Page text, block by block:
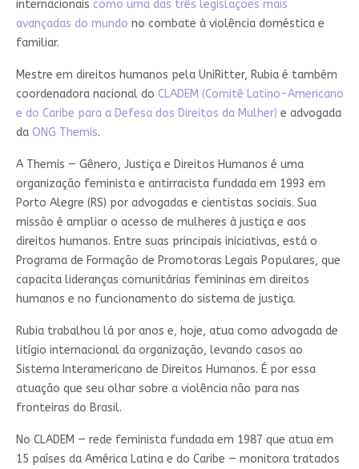
internacionais como uma das três legislações mais
avançadas do mundo no combate à violência doméstica e
familiar.
Mestre em direitos humanos pela UniRitter, Rubia é também
coordenadora nacional do CLADEM (Comitê Latino-Americano
e do Caribe para a Defesa dos Direitos da Mulher) e advogada
da ONG Themis.
A Themis — Gênero, Justiça e Direitos Humanos é uma
organização feminista e antirracista fundada em 1993 em
Porto Alegre (RS) por advogadas e cientistas sociais. Sua
missão é ampliar o acesso de mulheres à justiça e aos
direitos humanos. Entre suas principais iniciativas, está o
Programa de Formação de Promotoras Legais Populares, que
capacita lideranças comunitárias femininas em direitos
humanos e no funcionamento do sistema de justiça.
Rubia trabalhou lá por anos e, hoje, atua como advogada de
litígio internacional da organização, levando casos ao
Sistema Interamericano de Direitos Humanos. É por essa
atuação que seu olhar sobre a violência não para nas
fronteiras do Brasil.
No CLADEM — rede feminista fundada em 1987 que atua em
15 países da América Latina e do Caribe — monitora tratados